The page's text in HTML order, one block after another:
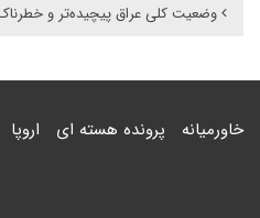
وضعیت کلی عراق پیچیده‌تر و
خاورمیانه پرونده هسته ای اروپا